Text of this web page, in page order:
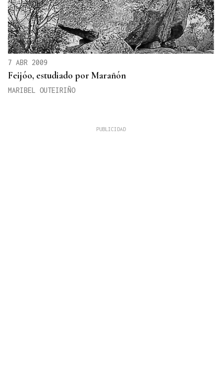
7 ABR 2009
Feijóo, estudiado por Marañón
MARIBEL OUTEIRIÑO